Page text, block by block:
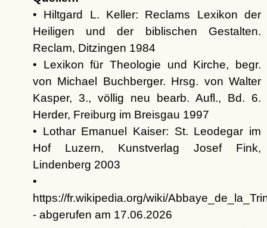
• Hiltgard L. Keller: Reclams Lexikon der
Heiligen und der biblischen Gestalten.
Reclam, Ditzingen 1984
• Lexikon für Theologie und Kirche, begr.
von Michael Buchberger. Hrsg. von Walter
Kasper, 3., völlig neu bearb. Aufl., Bd. 6.
Herder, Freiburg im Breisgau 1997
• Lothar Emanuel Kaiser: St. Leodegar im
Hof Luzern, Kunstverlag Josef Fink,
Lindenberg 2003
•
https://fr.wikipedia.org/wiki/
- abgerufen am 17.06.2026